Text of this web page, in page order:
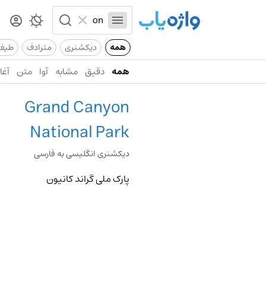
همه دیکشنری مترادف
همه دقیق مشابه آوا متن
Grand Canyon
National Park
دیکشنری انگلیسی به فارسی
پارک ملی گراند کانیون